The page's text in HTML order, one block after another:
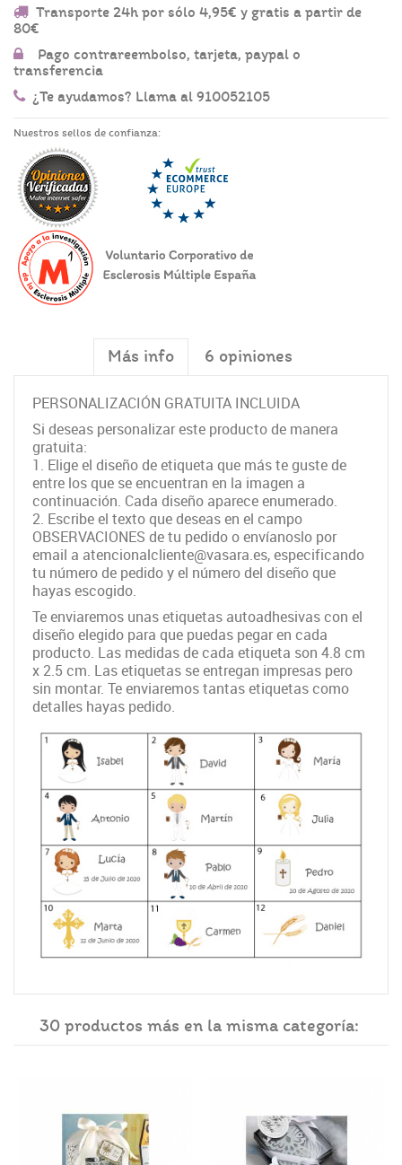
Transporte 24h por sólo 4,95€ y gratis a partir de
80€
Pago contrareembolso, tarjeta, paypal o
transferencia
¿Te ayudamos? Llama al 910052105
Nuestros sellos de confianza:
Más info 6 opiniones
PERSONALIZACIÓN GRATUITA INCLUIDA
Si deseas personalizar este producto de manera
gratuita:
1. Elige el diseño de etiqueta que más te guste de
entre los que se encuentran en la imagen a
continuación. Cada diseño aparece enumerado.
2. Escribe el texto que deseas en el campo
OBSERVACIONES de tu pedido o envíanoslo por
email a atencionalcliente@vasara.es, especificando
tu número de pedido y el número del diseño que
hayas escogido.
Te enviaremos unas etiquetas autoadhesivas con el
diseño elegido para que puedas pegar en cada
producto. Las medidas de cada etiqueta son 4.8 cm
x 2.5 cm. Las etiquetas se entregan impresas pero
sin montar. Te enviaremos tantas etiquetas como
detalles hayas pedido.
30 productos más en la misma categoría: